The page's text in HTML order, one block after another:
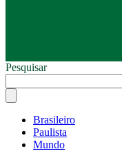
Pesquisar
Brasileiro
Paulista
Mundo